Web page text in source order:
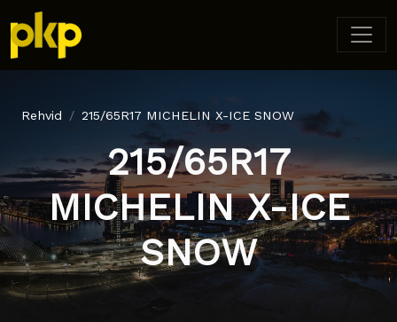
Rehvid 215/65R17 MICHELIN X-ICE SNOW
215/65R17
MICHELIN X-ICE
SNOW